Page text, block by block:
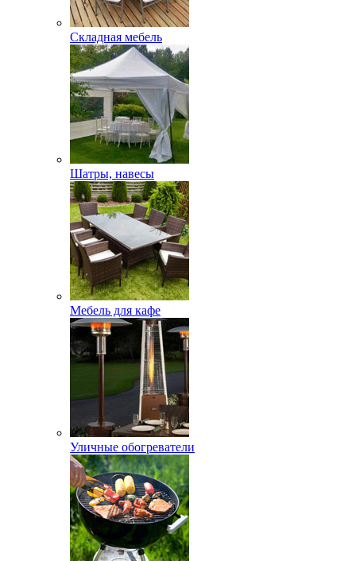
Складная мебель
Шатры, навесы
Мебель для кафе
Уличные обогреватели